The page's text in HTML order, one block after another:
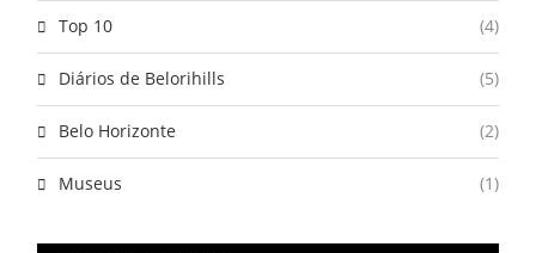
Top 10 (4)
Diários de Belorihills (5)
Belo Horizonte (2)
Museus (1)